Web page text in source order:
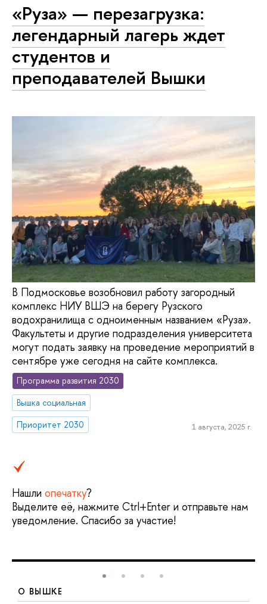
«Руза» — перезагрузка:
легендарный лагерь ждет
студентов и
преподавателей Вышки
В Подмосковье возобновил работу загородный
комплекс НИУ ВШЭ на берегу Рузского
водохранилища с одноименным названием «Руза».
Факультеты и другие подразделения университета
могут подать заявку на проведение мероприятий в
сентябре уже сегодня на сайте комплекса.
Программа развития 2030
Вышка социальная
Приоритет 2030
1 августа, 2025 г.
Нашли опечатку?
Выделите её, нажмите Ctrl+Enter и отправьте нам
уведомление. Спасибо за участие!
О ВЫШКЕ